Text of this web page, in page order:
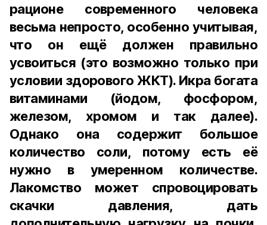
рационе современного человека
весьма непросто, особенно учитывая,
что он ещё должен правильно
усвоиться (это возможно только при
условии здорового ЖКТ). Икра богата
витаминами (йодом, фосфором,
железом, хромом и так далее).
Однако она содержит большое
количество соли, потому есть её
нужно в умеренном количестве.
Лакомство может спровоцировать
скачки давления, дать